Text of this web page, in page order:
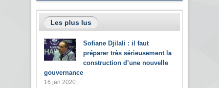
Les plus lus
Sofiane Djilali : il faut
préparer très sérieusement la
construction d’une nouvelle
gouvernance
16 jan 2020 |